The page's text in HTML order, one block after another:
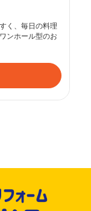
く、毎日の料理
ンホール型のお